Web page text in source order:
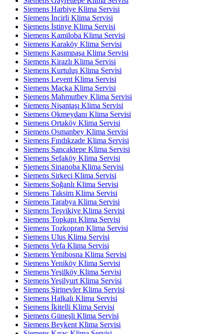
Siemens Harbiye Klima Servisi
Siemens İncirli Klima Servisi
Siemens İstinye Klima Servisi
Siemens Kamiloba Klima Servisi
Siemens Karaköy Klima Servisi
Siemens Kasımpaşa Klima Servisi
Siemens Kirazlı Klima Servisi
Siemens Kurtuluş Klima Servisi
Siemens Levent Klima Servisi
Siemens Maçka Klima Servisi
Siemens Mahmutbey Klima Servisi
Siemens Nişantaşı Klima Servisi
Siemens Okmeydanı Klima Servisi
Siemens Ortaköy Klima Servisi
Siemens Osmanbey Klima Servisi
Siemens Fındıkzade Klima Servisi
Siemens Sancaktepe Klima Servisi
Siemens Sefaköy Klima Servisi
Siemens Sinanoba Klima Servisi
Siemens Sirkeci Klima Servisi
Siemens Soğanlı Klima Servisi
Siemens Taksim Klima Servisi
Siemens Tarabya Klima Servisi
Siemens Teşvikiye Klima Servisi
Siemens Topkapı Klima Servisi
Siemens Tozkopran Klima Servisi
Siemens Ulus Klima Servisi
Siemens Vefa Klima Servisi
Siemens Yenibosna Klima Servisi
Siemens Yeniköy Klima Servisi
Siemens Yeşilköy Klima Servisi
Siemens Yeşilyurt Klima Servisi
Siemens Şirinevler Klima Servisi
Siemens Halkalı Klima Servisi
Siemens İkitelli Klima Servisi
Siemens Güneşli Klima Servisi
Siemens Beykent Klima Servisi